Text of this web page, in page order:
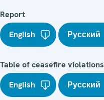
Report
English
Русский
Table of ceasefire violations
English
Русский